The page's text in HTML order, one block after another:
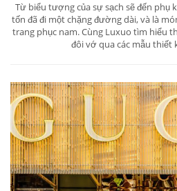
Từ biểu tượng của sự sạch sẽ đến phụ
tốn đã đi một chặng đường dài, và là
trang phục nam. Cùng Luxuo tìm hiểu
đôi vớ qua các mẫu